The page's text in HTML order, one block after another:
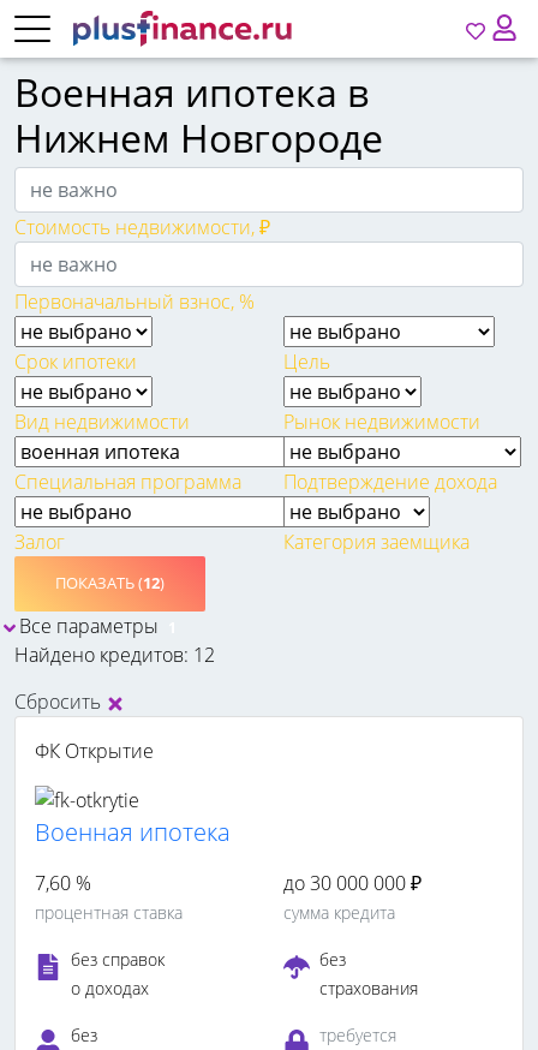
Военная ипотека в
Нижнем Новгороде
Стоимость недвижимости, ₽
Первоначальный взнос, %
Срок ипотеки Цель
Вид недвижимости Рынок недвижимости
Специальная программа Подтверждение дохода
Залог Категория заемщика
ПОКАЗАТЬ (12)
Все параметры
Найдено кредитов: 12
Сбросить
ФК Открытие
Военная ипотека
7,60 %
процентная ставка
до 30 000 000 ₽
сумма кредита
без справок
о доходах
без
страхования
без
требуется